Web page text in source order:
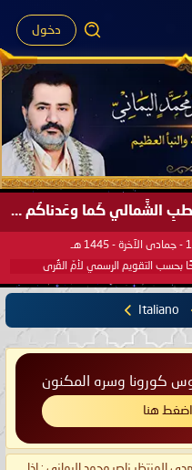
دخول
صَيْفُ سَقَرَ يَبدأُ في اجتياحِ شِتاءِ القُطبِ الشَّمالي كَما وعَدناكُم بالحقِّ لعَامِكم هذا (1445 هـ) ..
Italiano
كورونا وسره المكنون
اضغط هنا